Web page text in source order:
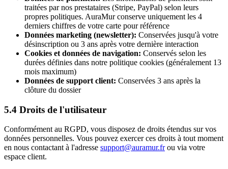
traitées par nos prestataires (Stripe, PayPal) selon leurs
propres politiques. AuraMur conserve uniquement les 4
derniers chiffres de votre carte pour référence
Données marketing (newsletter): Conservées jusqu'à votre
désinscription ou 3 ans après votre dernière interaction
Cookies et données de navigation: Conservés selon les
durées définies dans notre politique cookies (généralement 13
mois maximum)
Données de support client: Conservées 3 ans après la
clôture du dossier
5.4 Droits de l'utilisateur
Conformément au RGPD, vous disposez de droits étendus sur vos
données personnelles. Vous pouvez exercer ces droits à tout moment
en nous contactant à l'adresse support@auramur.frou via votre
espace client.